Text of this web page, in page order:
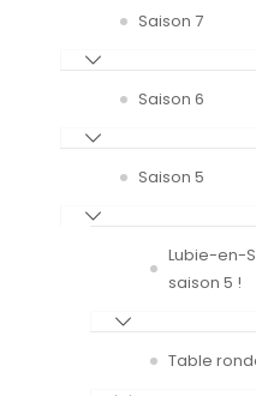
Saison 7
Saison 6
Saison 5
Lubie-en-
saison 5 !
Table